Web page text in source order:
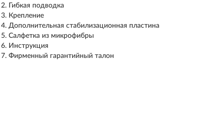
Гибкая подводка
Крепление
Дополнительная стабилизационная пластина
Салфетка из микрофибры
Инструкция
Фирменный гарантийный талон